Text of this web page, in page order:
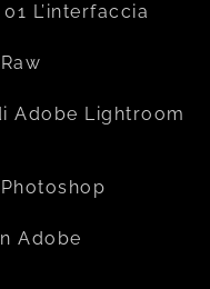
L’interfaccia
Adobe Lightroom
Adobe